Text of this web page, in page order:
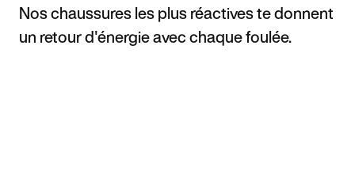
Nos chaussures les plus réactives te donnent
un retour d'énergie avec chaque foulée.